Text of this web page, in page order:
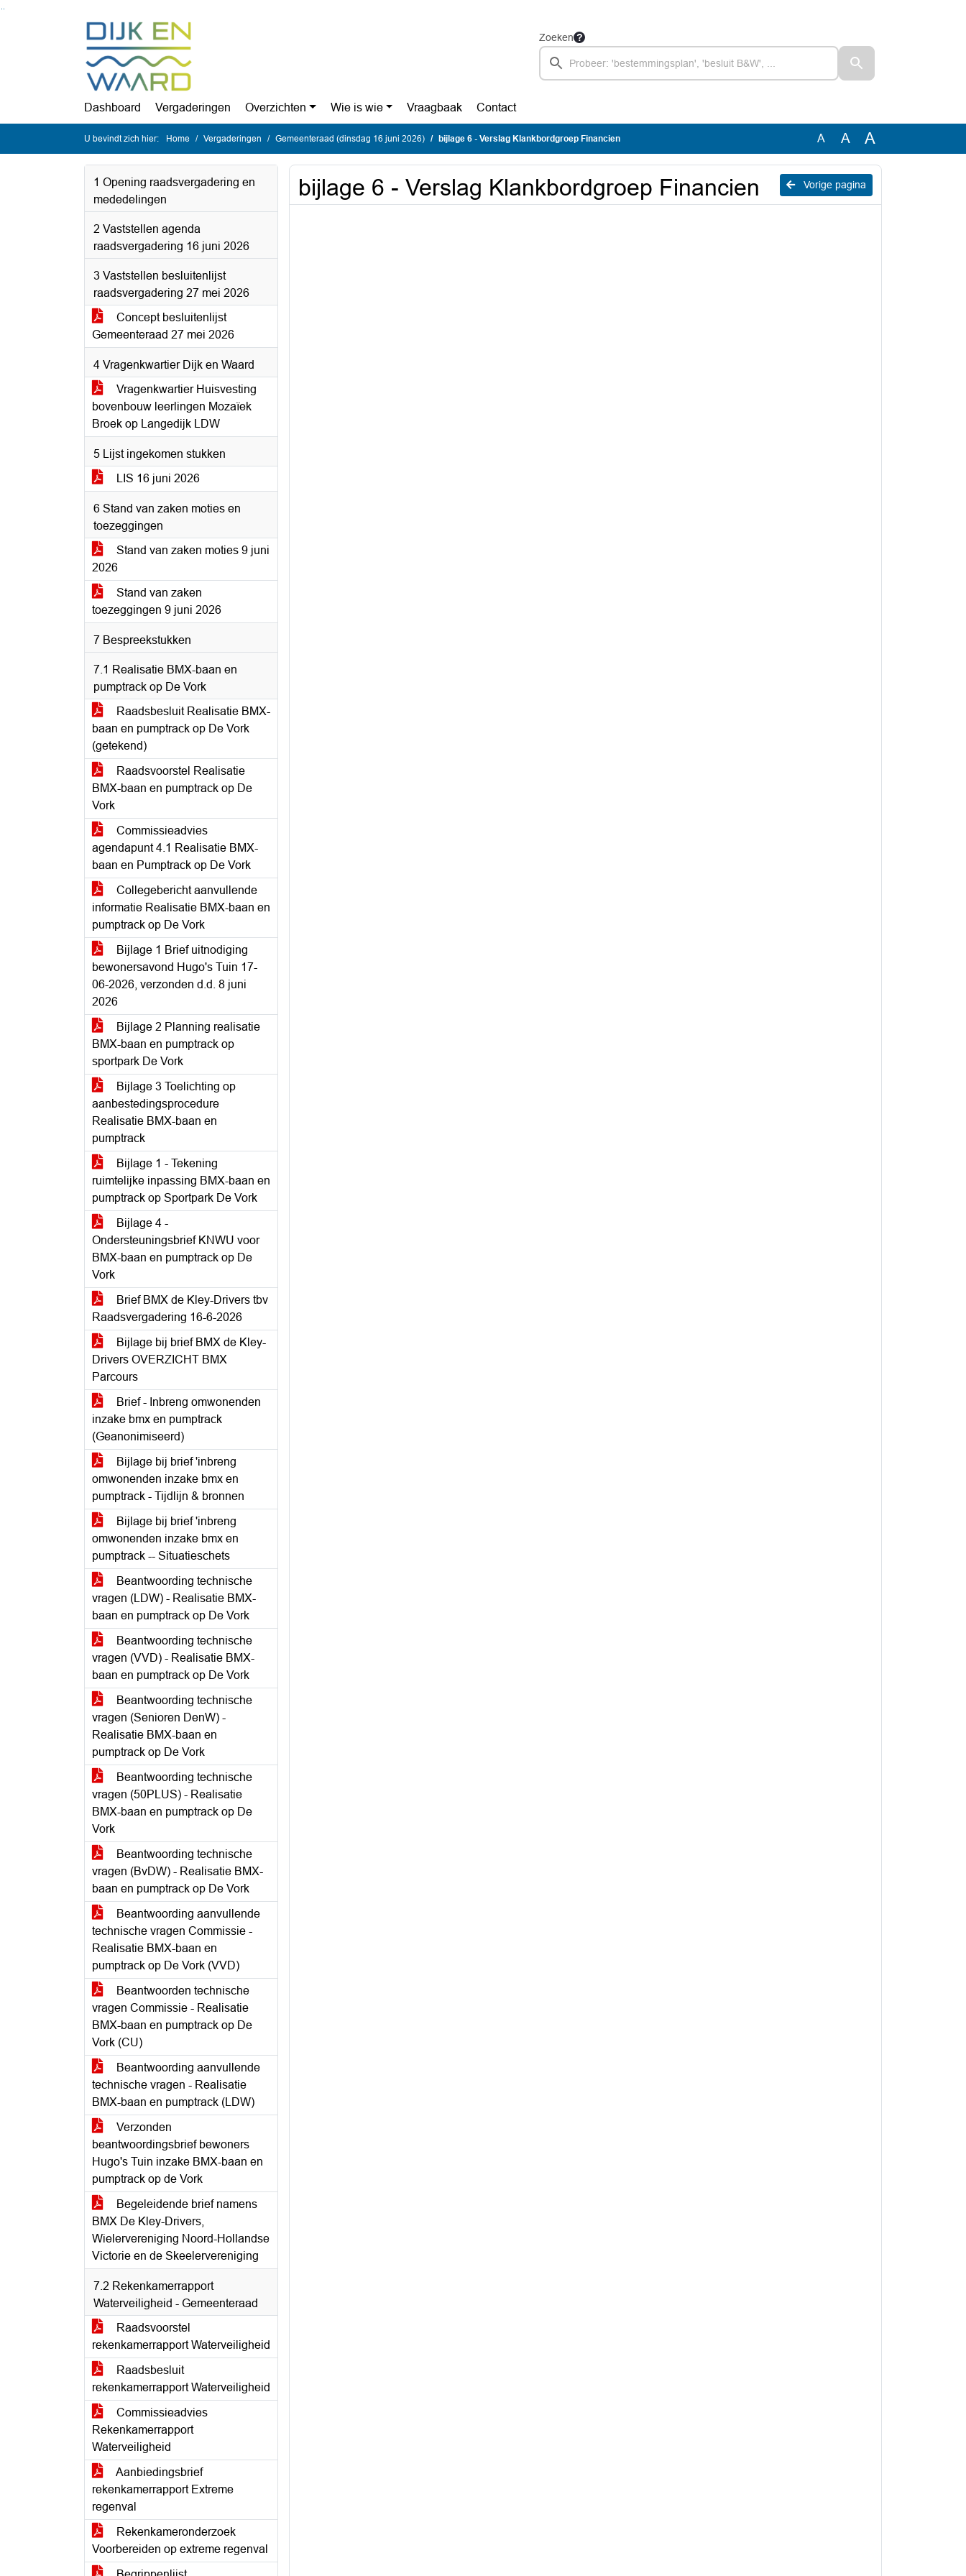
Zoeken
Dashboard Vergaderingen Overzichten Wie is wie Vraagbaak Contact
U bevindt zich hier: Home Vergaderingen Gemeenteraad (dinsdag 16 juni 2026) bijlage 6 - Verslag Klankbordgroep Financien A A A
1 Opening raadsvergadering en
mededelingen
2 Vaststellen agenda
raadsvergadering 16 juni 2026
3 Vaststellen besluitenlijst
raadsvergadering 27 mei 2026
Concept besluitenlijst
Gemeenteraad 27 mei 2026
4 Vragenkwartier Dijk en Waard
Vragenkwartier Huisvesting
bovenbouw leerlingen Mozaïek
Broek op Langedijk LDW
5 Lijst ingekomen stukken
LIS 16 juni 2026
6 Stand van zaken moties en
toezeggingen
Stand van zaken moties 9 juni
2026
Stand van zaken
toezeggingen 9 juni 2026
7 Bespreekstukken
7.1 Realisatie BMX-baan en
pumptrack op De Vork
Raadsbesluit Realisatie BMX-
baan en pumptrack op De Vork
(getekend)
Raadsvoorstel Realisatie
BMX-baan en pumptrack op De
Vork
Commissieadvies
agendapunt 4.1 Realisatie BMX-
baan en Pumptrack op De Vork
Collegebericht aanvullende
informatie Realisatie BMX-baan en
pumptrack op De Vork
Bijlage 1 Brief uitnodiging
bewonersavond Hugo's Tuin 17-
06-2026, verzonden d.d. 8 juni
2026
Bijlage 2 Planning realisatie
BMX-baan en pumptrack op
sportpark De Vork
Bijlage 3 Toelichting op
aanbestedingsprocedure
Realisatie BMX-baan en
pumptrack
Bijlage 1 - Tekening
ruimtelijke inpassing BMX-baan en
pumptrack op Sportpark De Vork
Bijlage 4 -
Ondersteuningsbrief KNWU voor
BMX-baan en pumptrack op De
Vork
Brief BMX de Kley-Drivers tbv
Raadsvergadering 16-6-2026
Bijlage bij brief BMX de Kley-
Drivers OVERZICHT BMX
Parcours
Brief - Inbreng omwonenden
inzake bmx en pumptrack
(Geanonimiseerd)
Bijlage bij brief 'inbreng
omwonenden inzake bmx en
pumptrack - Tijdlijn & bronnen
Bijlage bij brief 'inbreng
omwonenden inzake bmx en
pumptrack -- Situatieschets
Beantwoording technische
vragen (LDW) - Realisatie BMX-
baan en pumptrack op De Vork
Beantwoording technische
vragen (VVD) - Realisatie BMX-
baan en pumptrack op De Vork
Beantwoording technische
vragen (Senioren DenW) -
Realisatie BMX-baan en
pumptrack op De Vork
Beantwoording technische
vragen (50PLUS) - Realisatie
BMX-baan en pumptrack op De
Vork
Beantwoording technische
vragen (BvDW) - Realisatie BMX-
baan en pumptrack op De Vork
Beantwoording aanvullende
technische vragen Commissie -
Realisatie BMX-baan en
pumptrack op De Vork (VVD)
Beantwoorden technische
vragen Commissie - Realisatie
BMX-baan en pumptrack op De
Vork (CU)
Beantwoording aanvullende
technische vragen - Realisatie
BMX-baan en pumptrack (LDW)
Verzonden
beantwoordingsbrief bewoners
Hugo's Tuin inzake BMX-baan en
pumptrack op de Vork
Begeleidende brief namens
BMX De Kley-Drivers,
Wielervereniging Noord-Hollandse
Victorie en de Skeelervereniging
7.2 Rekenkamerrapport
Waterveiligheid - Gemeenteraad
Raadsvoorstel
rekenkamerrapport Waterveiligheid
Raadsbesluit
rekenkamerrapport Waterveiligheid
Commissieadvies
Rekenkamerrapport
Waterveiligheid
Aanbiedingsbrief
rekenkamerrapport Extreme
regenval
Rekenkameronderzoek
Voorbereiden op extreme regenval
Vorige pagina
bijlage 6 - Verslag Klankbordgroep Financien